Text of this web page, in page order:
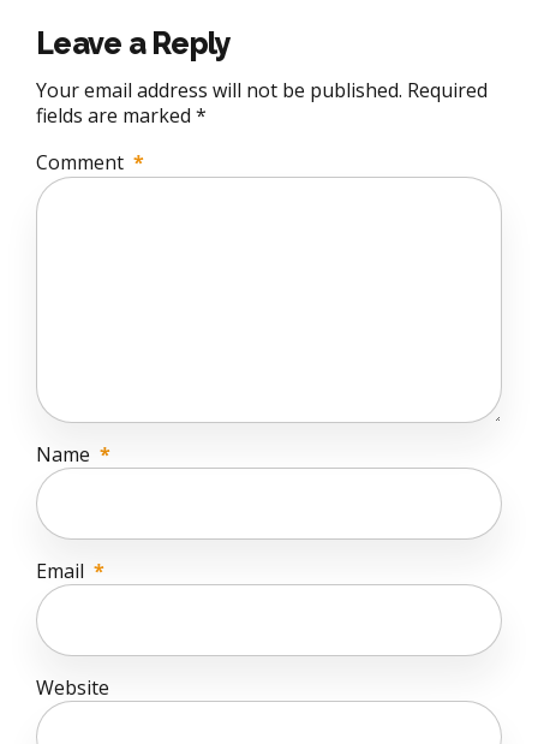
Leave a Reply
Your email address will not be published. Required
fields are marked *
Comment *
Name *
Email *
Website